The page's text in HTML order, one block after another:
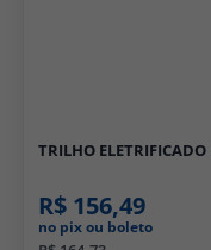
TRILHO ELETRIFICADO
R$ 156,49
no pix ou boleto